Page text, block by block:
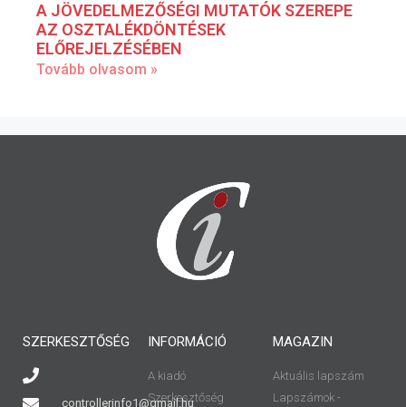
A JÖVEDELMEZŐSÉGI MUTATÓK SZEREPE
AZ OSZTALÉKDÖNTÉSEK
ELŐREJELZÉSÉBEN
Tovább olvasom »
SZERKESZTŐSÉG
controllerinfo1@gmail.hu
INFORMÁCIÓ
A kiadó
Szerkesztőség
MAGAZIN
Aktuális lapszám
Lapszámok -